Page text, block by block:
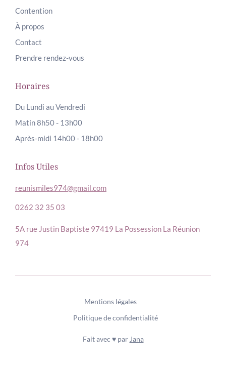
Contention
À propos
Contact
Prendre rendez-vous
Horaires
Du Lundi au Vendredi
Matin 8h50 - 13h00
Après-midi 14h00 - 18h00
Infos Utiles
5A rue Justin Baptiste 97419 La Possession La Réunion
974
0262 32 35 03
reunismiles974@gmail.com
Fait avec ♥️ par Jana
Mentions légales
Politique de confidentialité